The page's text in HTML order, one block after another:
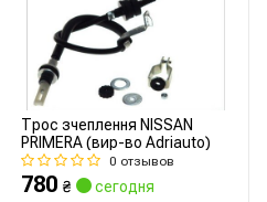
Трос зчеплення NISSAN
PRIMERA (вир-во Adriauto)
0 отзывов
780 ₴ сегодня